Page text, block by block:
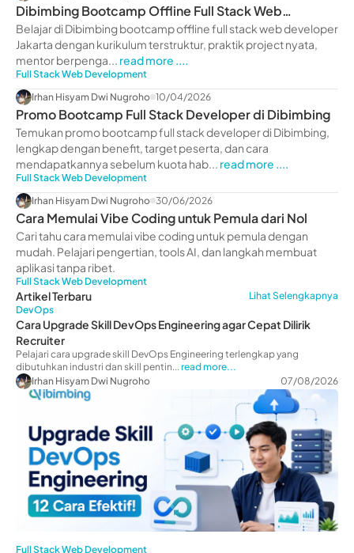
Dibimbing Bootcamp Offline Full Stack Web
Developer Jakarta
Belajar di Dibimbing bootcamp offline full stack web developer
Jakarta dengan kurikulum terstruktur, praktik project nyata,
mentor berpenga... read more ....
Full Stack Web Development
Irhan Hisyam Dwi Nugroho 10/04/2026
Promo Bootcamp Full Stack Developer di Dibimbing
Temukan promo bootcamp full stack developer di Dibimbing,
lengkap dengan benefit, target peserta, dan cara
mendapatkannya sebelum kuota hab... read more ....
Full Stack Web Development
Irhan Hisyam Dwi Nugroho 30/06/2026
Cara Memulai Vibe Coding untuk Pemula dari Nol
Cari tahu cara memulai vibe coding untuk pemula dengan
mudah. Pelajari pengertian, tools AI, dan langkah membuat
aplikasi tanpa ribet.
Full Stack Web Development
Artikel Terbaru
Lihat Selengkapnya
DevOps
Cara Upgrade Skill DevOps Engineering agar Cepat Dilirik
Recruiter
Pelajari cara upgrade skill DevOps Engineering terlengkap yang
dibutuhkan industri dan skill pentin... read more...
Irhan Hisyam Dwi Nugroho
07/08/2026
Full Stack Web Development